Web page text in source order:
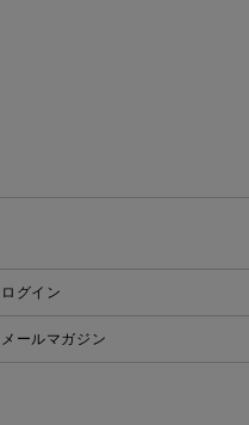
ログイン
メールマガジン